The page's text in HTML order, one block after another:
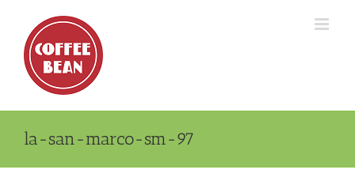
content
la-san-marco-sm-97